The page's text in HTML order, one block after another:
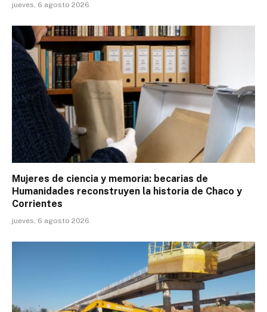
jueves, 6 agosto 2026
Mujeres de ciencia y memoria: becarias de
Humanidades reconstruyen la historia de Chaco y
Corrientes
jueves, 6 agosto 2026